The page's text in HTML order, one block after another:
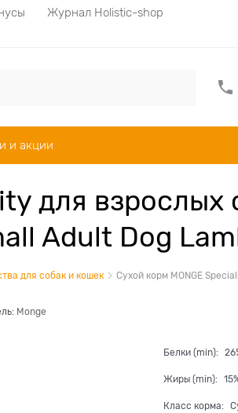
Журнал Holistic-shop
и акции
для
Adult Dog
для собак и кошек Сухой корм MONGE
Monge
Белки (min):
Жиры (min):
Класс корма: